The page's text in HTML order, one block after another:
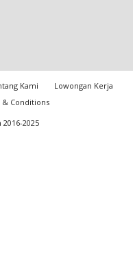
Kami
Lowongan Kerja
Conditions
2025